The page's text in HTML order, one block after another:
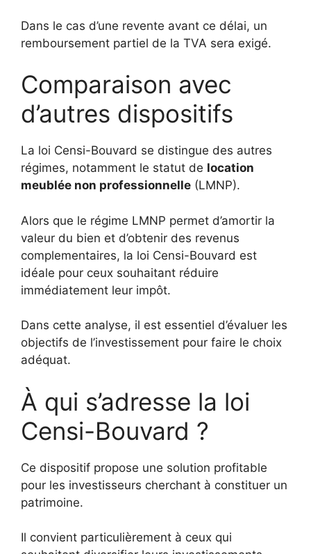
Dans le cas d’une revente avant ce délai, un
remboursement partiel de la TVA sera exigé.
Comparaison avec
d’autres dispositifs
La loi Censi-Bouvard se distingue des autres
régimes, notamment le statut de location
meublée non professionnelle (LMNP).
Alors que le régime LMNP permet d’amortir la
valeur du bien et d’obtenir des revenus
complementaires, la loi Censi-Bouvard est
idéale pour ceux souhaitant réduire
immédiatement leur impôt.
Dans cette analyse, il est essentiel d’évaluer les
objectifs de l’investissement pour faire le choix
adéquat.
À qui s’adresse la loi
Censi-Bouvard ?
Ce dispositif propose une solution profitable
pour les investisseurs cherchant à constituer un
patrimoine.
Il convient particulièrement à ceux qui